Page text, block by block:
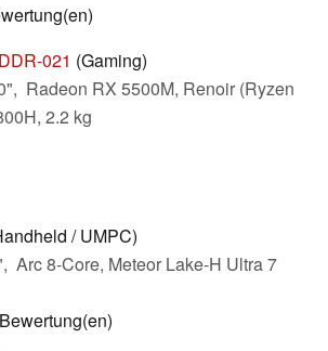
021 (Gaming)
Radeon RX 5500M, Renoir (Ryzen
2.2 kg
/ UMPC)
Arc 8-Core, Meteor Lake-H Ultra 7